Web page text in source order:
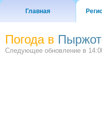
Главная
Погода в
Следующее обновление в